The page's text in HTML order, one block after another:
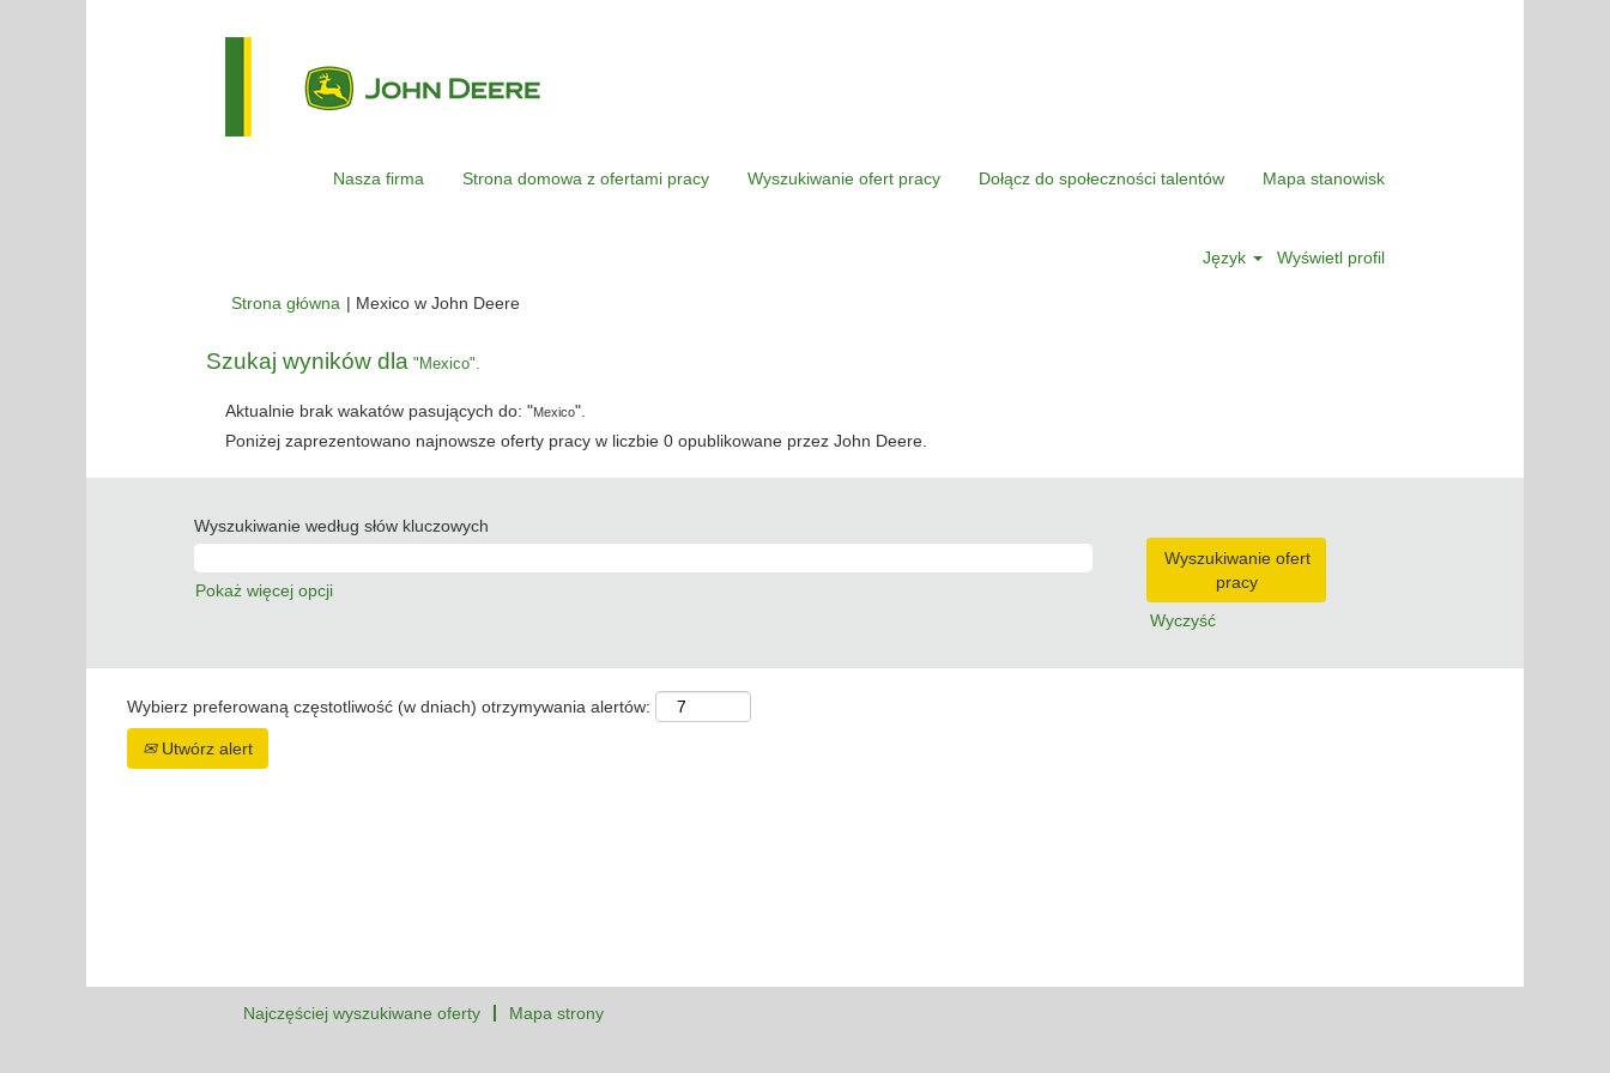
Nasza firma Strona domowa z ofertami pracy Wyszukiwanie ofert pracy Dołącz do społeczności talentów Mapa stanowisk
Język Wyświetl profil
Strona główna | Mexico w John Deere(bieżąca
Szukaj wyników dla "Mexico".
Aktualnie brak wakatów pasujących do: "Mexico".
Poniżej zaprezentowano najnowsze oferty pracy w liczbie 0 opublikowane przez John Deere.
Wyszukiwanie według słów kluczowych
Pokaż więcej opcji
Wyczyść
Wybierz preferowaną częstotliwość (w dniach) otrzymywania alertów:
Utwórz alert
Najczęściej wyszukiwane oferty Mapa strony